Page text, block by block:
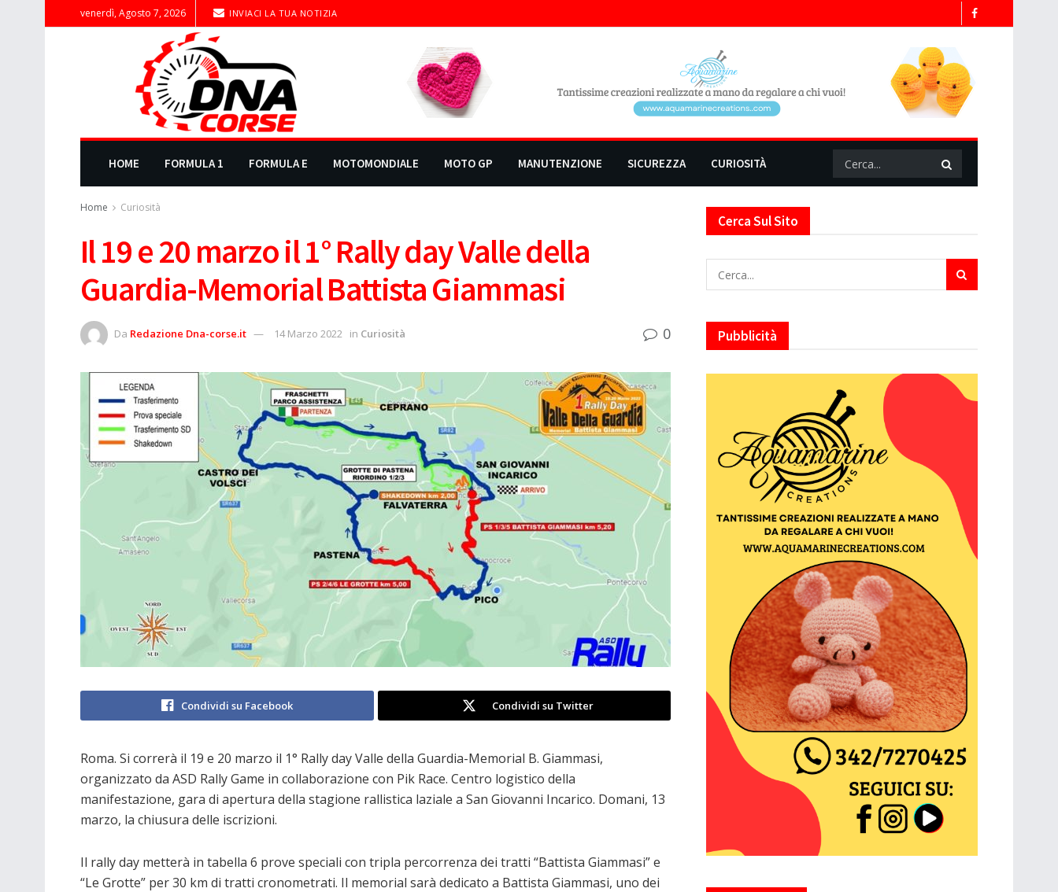
venerdì, Agosto 7, 2026 INVIACI LA TUA NOTIZIA
HOME FORMULA 1 FORMULA E MOTOMONDIALE MOTO GP MANUTENZIONE SICUREZZA CURIOSITÀ
Home Curiosità
Il 19 e 20 marzo il 1° Rally day Valle della
Guardia-Memorial Battista Giammasi
Da Redazione Dna-corse.it 14 Marzo 2022 in Curiosità 0
Condividi su Facebook Condividi su Twitter
Roma. Si correrà il 19 e 20 marzo il 1° Rally day Valle della Guardia-Memorial B. Giammasi,
organizzato da ASD Rally Game in collaborazione con Pik Race. Centro logistico della
manifestazione, gara di apertura della stagione rallistica laziale a San Giovanni Incarico. Domani, 13
marzo, la chiusura delle iscrizioni.
Il rally day metterà in tabella 6 prove speciali con tripla percorrenza dei tratti “Battista Giammasi” e
“Le Grotte” per 30 km di tratti cronometrati. Il memorial sarà dedicato a Battista Giammasi, uno dei
Cerca Sul Sito
Pubblicità